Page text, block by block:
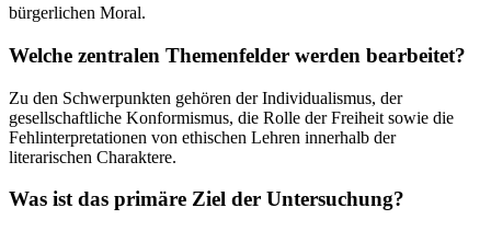
bürgerlichen Moral.
Welche zentralen Themenfelder werden bearbeitet?
Zu den Schwerpunkten gehören der Individualismus, der
gesellschaftliche Konformismus, die Rolle der Freiheit sowie die
Fehlinterpretationen von ethischen Lehren innerhalb der
literarischen Charaktere.
Was ist das primäre Ziel der Untersuchung?